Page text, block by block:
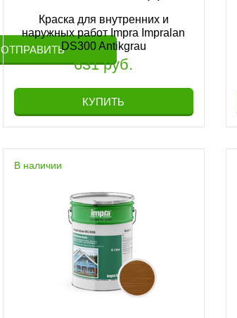
ОТПРАВИТЬ
Краска для внутренних и
наружных работ Impra Impralan
DS300 Antikgrau
631 руб.
КУПИТЬ
В наличии